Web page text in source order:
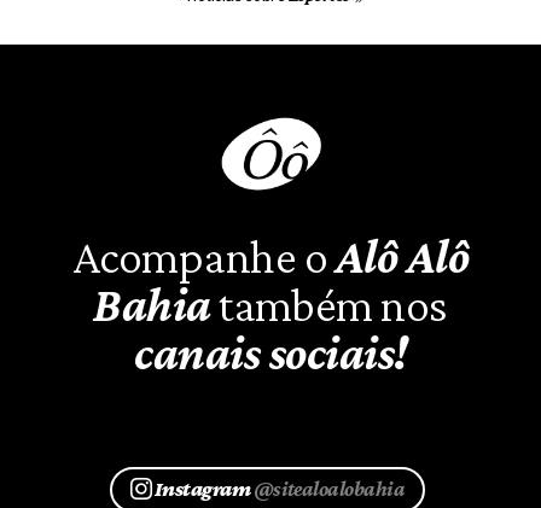
Acompanhe oAlô Alô
Bahiatambém nos
canais sociais!
Instagram@sitealoalobahia